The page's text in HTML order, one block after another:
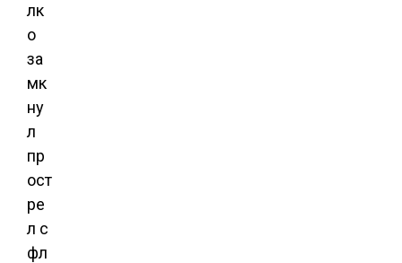
лк
о
за
мк
ну
л
пр
ост
ре
л с
фл